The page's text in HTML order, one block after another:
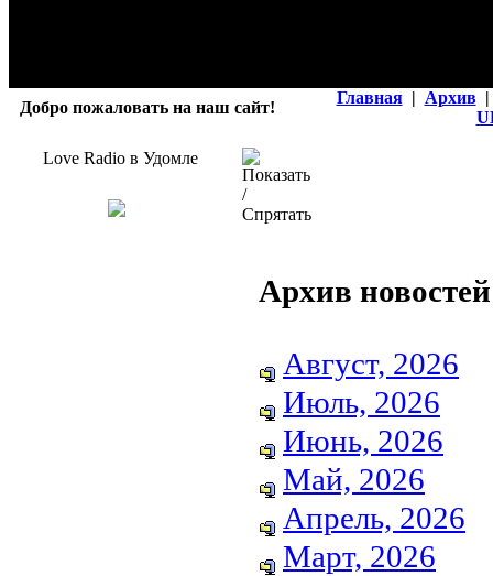
Добро пожаловать на наш сайт!
Главная | Архив |
Love Radio в Удомле
Архив новостей
Август, 2026
Июль, 2026
Июнь, 2026
Май, 2026
Апрель, 2026
Март, 2026